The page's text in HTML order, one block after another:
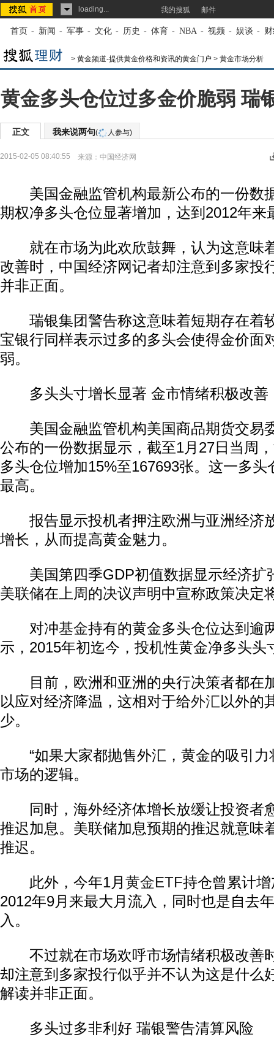
loading... 我的搜狐 邮件
首页 - 新闻 - 军事 - 文化 - 历史 - 体育 - NBA - 视频 - 娱谈 -
> 黄金频道-提供黄金价格和资讯的黄金门户 > 黄金市场分析
黄金多头仓位过多金价脆弱 瑞
正文 我来说两句( 人参与)
2015-02-05 08:40:55 来源： 中国经济网
美国金融监管机构最新公布的一份数
期权净多头仓位显著增加，达到2012年来
就在市场为此欢欣鼓舞，认为这意味
改善时，中国经济网记者却注意到多家投
并非正面。
瑞银集团警告称这意味着短期存在着
宝银行同样表示过多的多头会使得金价面
弱。
多头头寸增长显著 金市情绪积极改善
美国金融监管机构美国商品期货交易
公布的一份数据显示，截至1月27日当周
多头仓位增加15%至167693张。这一多头
最高。
报告显示投机者押注欧洲与亚洲经济
增长，从而提高黄金魅力。
美国第四季GDP初值数据显示经济扩
美联储在上周的决议声明中宣称政策决定
对冲基金持有的黄金多头仓位达到逾
示，2015年初迄今，投机性黄金净多头头
目前，欧洲和亚洲的央行决策者都在
以应对经济降温，这相对于给外汇以外的
少。
“如果大家都抛售外汇，黄金的吸引力
市场的逻辑。
同时，海外经济体增长放缓让投资者
推迟加息。美联储加息预期的推迟就意味
推迟。
此外，今年1月 黄金ETF持仓曾累计
2012年9月来最大月流入，同时也是自去
入。
不过就在市场欢呼市场情绪积极改善
却注意到多家投行似乎并不认为这是什么
解读并非正面。
多头过多非利好 瑞银警告清算风险